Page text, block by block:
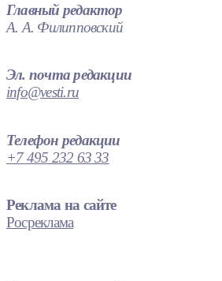
Главный редактор
А. А. Филипповский
Эл. почта редакции
info@vesti.ru
Телефон редакции
+7 495 232 63 33
Реклама на сайте
Росреклама